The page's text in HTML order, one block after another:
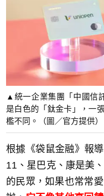
▲統一企業集團「中國信
是白色的「鈦金卡」，一
檻不同。（圖／官方提供）
根據《袋鼠金融》報
11、星巴克、康是美
的民眾，如果也常常